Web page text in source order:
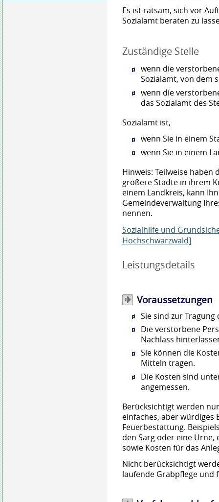
Es ist ratsam, sich vor
Sozialamt beraten zu
Zuständige Stelle
wenn die
Sozialamt, von dem
wenn die
das Sozialamt des
Sozialamt ist,
wenn Sie in einem
wenn Sie in einem
Hinweis: Teilweise haben
größere Städte in ihrem
einem Landkreis, kann
Gemeindeverwaltung
nennen.
Sozialhilfe und
Hochschwarzwald]
Leistungsdetails
Voraussetzungen
Sie sind zur
Die verstorbene
Nachlass
Sie können die
Mitteln tragen.
Die Kosten sind
angemessen.
Berücksichtigt werden
einfaches, aber würdiges
Feuerbestattung.
den Sarg oder eine
sowie Kosten für das
Nicht berücksichtigt
laufende Grabpflege und